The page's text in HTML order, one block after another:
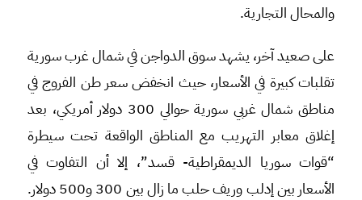
والمحال التجارية.
على صعيد آخر، يشهد سوق الدواجن في شمال غرب سورية
تقلبات كبيرة في الأسعار، حيث انخفض سعر طن الفروج في
مناطق شمال غربي سورية حوالي 300 دولار أمريكي، بعد
إغلاق معابر التهريب مع المناطق الواقعة تحت سيطرة
“قوات سوريا الديمقراطية- قسد”، إلا أن التفاوت في
الأسعار بين إدلب وريف حلب ما زال بين 300 و500 دولار.